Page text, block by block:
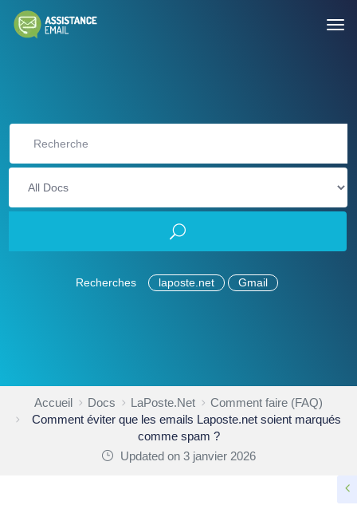
Recherches laposte.net Gmail
Accueil Docs LaPoste.Net
Comment faire (FAQ)
Comment éviter que les emails Laposte.net soient marqués
comme spam ?
Updated on 3 janvier 2026